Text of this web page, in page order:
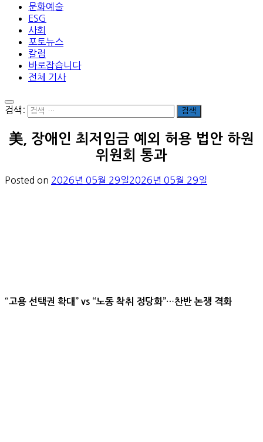
문화예술
ESG
사회
포토뉴스
칼럼
바로잡습니다
전체 기사
검색:
美, 장애인 최저임금 예외 허용 법안 하원
위원회 통과
Posted on 2026년 05월 29일2026년 05월 29일
“고용 선택권 확대” vs “노동 착취 정당화”…찬반 논쟁 격화